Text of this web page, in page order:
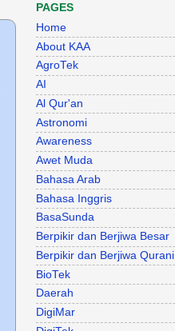
PAGES
Home
About KAA
AgroTek
AI
Al Qur'an
Astronomi
Awareness
Awet Muda
Bahasa Arab
Bahasa Inggris
BasaSunda
Berpikir dan Berjiwa Besar
Berpikir dan Berjiwa Qurani
BioTek
Daerah
DigiMar